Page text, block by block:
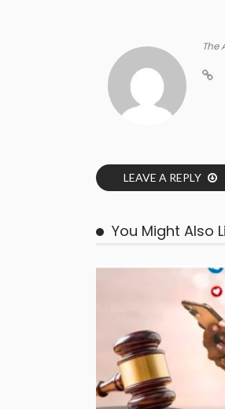
The
LEAVE A REPLY
You Might Also